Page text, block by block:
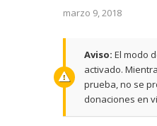
marzo 9, 2018
Aviso: El modo
activado.
prueba, no se
donaciones en